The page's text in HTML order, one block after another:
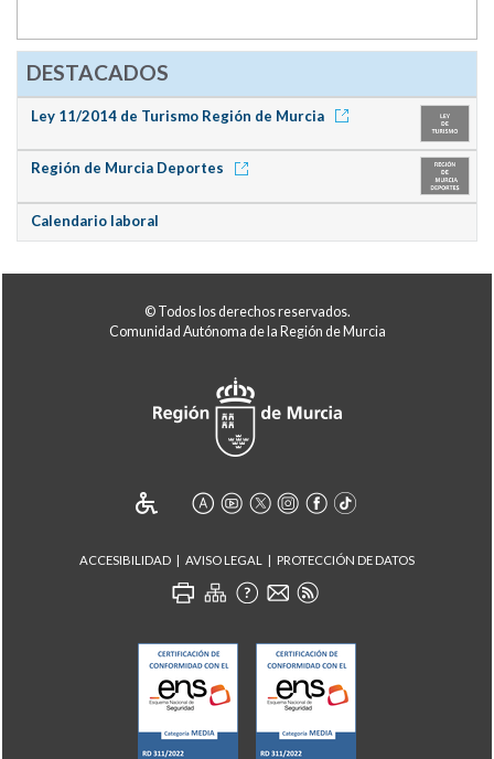
DESTACADOS
Ley 11/2014 de Turismo Región de Murcia
Región de Murcia Deportes
Calendario laboral
© Todos los derechos reservados.
Comunidad Autónoma de la Región de Murcia
ACCESIBILIDAD AVISO LEGAL PROTECCIÓN DE DATOS